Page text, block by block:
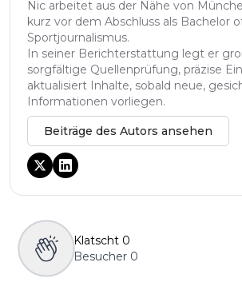
Nic arbeitet aus der Nähe von
kurz vor dem Abschluss als Bachelor
Sportjournalismus.
In seiner Berichterstattung legt er
sorgfältige Quellenprüfung, präzise
aktualisiert Inhalte, sobald neue,
Informationen vorliegen.
Beiträge des Autors ansehen
Klatscht 0
Besucher 0